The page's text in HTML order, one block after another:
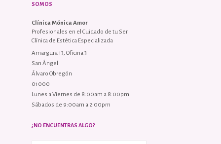
SOMOS
Clínica Mónica Amor
Profesionales en el Cuidado de tu Ser
Clínica de Estética Especializada
Amargura 13, Oficina 3
San Ángel
Álvaro Obregón
01000
Lunes a Viernes de 8:00am a 8:00pm
Sábados de 9:00am a 2:00pm
¿NO ENCUENTRAS ALGO?